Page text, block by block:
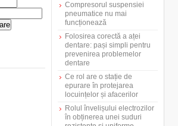
Compresorul suspensiei
pneumatice nu mai
funcționează
Folosirea corectă a aței
dentare: pași simpli pentru
prevenirea problemelor
dentare
Ce rol are o stație de
epurare în protejarea
locuințelor și afacerilor
Rolul învelișului electrozilor
în obținerea unei suduri